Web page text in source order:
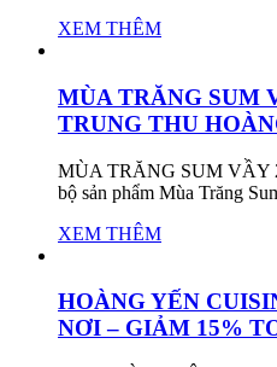
XEM THÊM
MÙA TRĂNG SUM
TRUNG THU
MÙA TRĂNG SUM VẦY
bộ sản phẩm Mùa Trăng
XEM THÊM
HOÀNG YẾN
NƠI – GIẢM 15%